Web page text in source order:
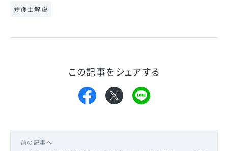
弁護士解説
この記事をシェアする
前の記事へ